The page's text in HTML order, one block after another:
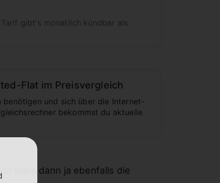
gibt's monatlich kündbar als
Flat im Preisvergleich
und sich über die Internet-
bekommst du aktuelle
wäre dann ja ebenfalls die